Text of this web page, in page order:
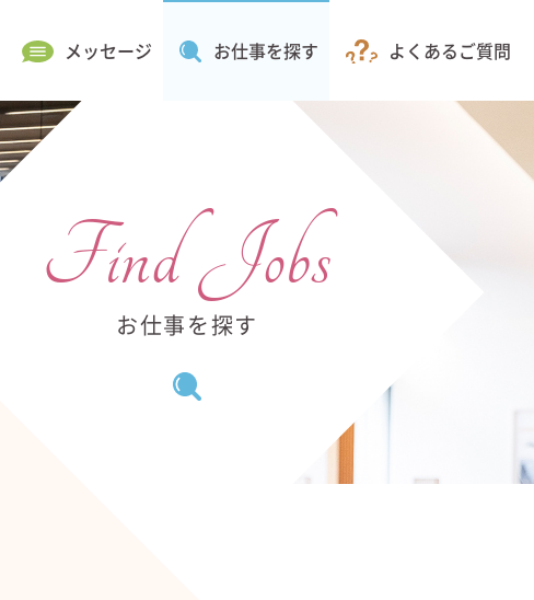
メッセージ お仕事を探す よくあるご質問
Find Jobs
お仕事を探す